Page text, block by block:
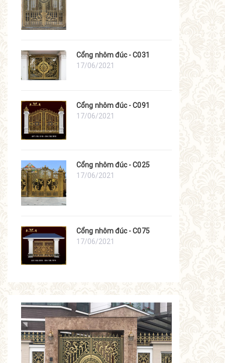
Cổng nhôm đúc - C031
17/06/2021
Cổng nhôm đúc - C091
17/06/2021
Cổng nhôm đúc - C025
17/06/2021
Cổng nhôm đúc - C075
17/06/2021